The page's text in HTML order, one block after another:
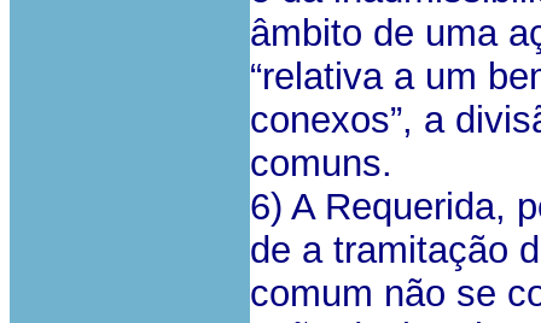
âmbito de uma
“relativa a um
conexos”, a
comuns.
6) A Requerida,
de a tramitação
comum não se